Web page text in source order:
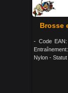
Brosse
- Code
Nylon -